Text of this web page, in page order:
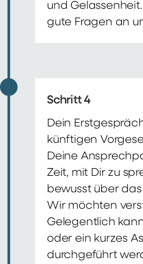
und
gute Fragen an
Schritt 4
Dein
künftigen
Deine
Zeit, mit Dir zu
bewusst über
Wir möchten
Gelegentlich
oder ein kurzes
durchgeführt